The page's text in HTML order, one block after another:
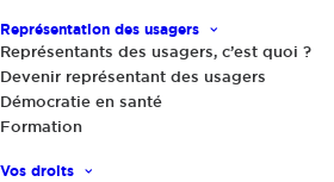
Représentation des usagers
Représentants des usagers, c’est quoi ?
Devenir représentant des usagers
Démocratie en santé
Formation
Vos droits
Quand les troubles des
alimentaires s'immiscent
famille